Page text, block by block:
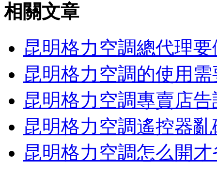
相關文章
昆明格力空調總代理
昆明格力空調的使用
昆明格力空調專賣店
昆明格力空調遙控器
昆明格力空調怎么開